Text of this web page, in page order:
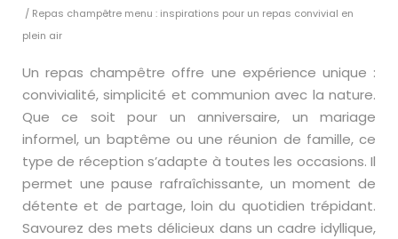
/ Repas champêtre menu : inspirations pour un repas convivial en
plein air
Un repas champêtre offre une expérience unique :
convivialité, simplicité et communion avec la nature.
Que ce soit pour un anniversaire, un mariage
informel, un baptême ou une réunion de famille, ce
type de réception s’adapte à toutes les occasions. Il
permet une pause rafraîchissante, un moment de
détente et de partage, loin du quotidien trépidant.
Savourez des mets délicieux dans un cadre idyllique,